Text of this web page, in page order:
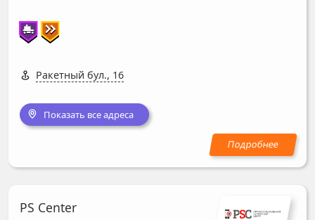
Ракетный бул., 16
Показать все адреса
PS Center